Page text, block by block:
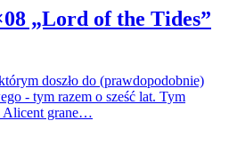
„Lord of the Tides”
doszło do (prawdopodobnie)
- tym razem o sześć lat. Tym
Alicent grane…